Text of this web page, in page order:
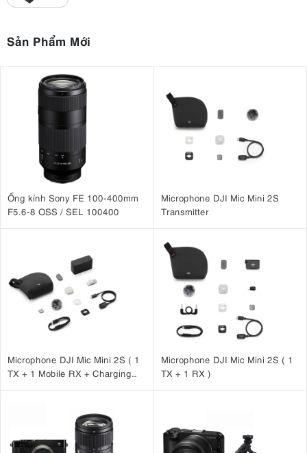
Sản Phẩm Mới
Ống kính Sony FE 100-400mm
F5.6-8 OSS / SEL 100400
Microphone DJI Mic Mini 2S
Transmitter
Microphone DJI Mic Mini 2S ( 1
TX + 1 Mobile RX + Charging
Microphone DJI Mic Mini 2S ( 1
TX + 1 RX )